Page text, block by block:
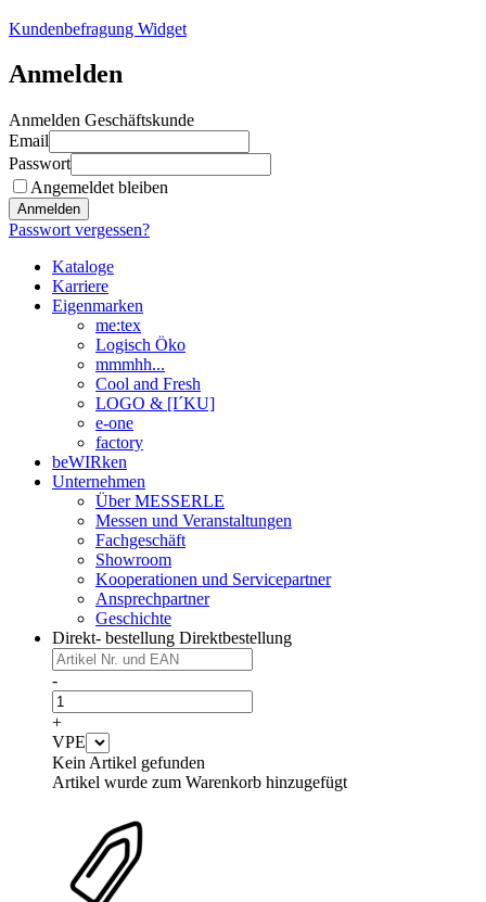
Kundenbefragung Widget
Anmelden
Anmelden Geschäftskunde
Email
Passwort
Angemeldet bleiben
Anmelden
Passwort vergessen?
Kataloge
Karriere
Eigenmarken
me:tex
Logisch Öko
mmmhh...
Cool and Fresh
LOGO & [I´KU]
e-one
factory
beWIRken
Unternehmen
Über MESSERLE
Messen und Veranstaltungen
Fachgeschäft
Showroom
Kooperationen und Servicepartner
Ansprechpartner
Geschichte
Direkt- bestellung Direktbestellung
-
+
VPE
Kein Artikel gefunden
Artikel wurde zum Warenkorb hinzugefügt